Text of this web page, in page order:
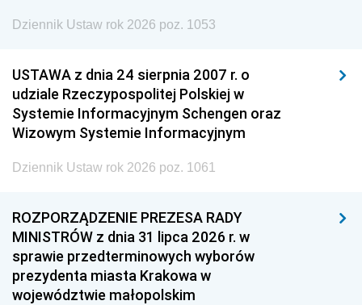
Dziennik Ustaw rok 2026 poz. 1053
USTAWA z dnia 24 sierpnia 2007 r. o
udziale Rzeczypospolitej Polskiej w
Systemie Informacyjnym Schengen oraz
Wizowym Systemie Informacyjnym
Dziennik Ustaw rok 2026 poz. 1061
ROZPORZĄDZENIE PREZESA RADY
MINISTRÓW z dnia 31 lipca 2026 r. w
sprawie przedterminowych wyborów
prezydenta miasta Krakowa w
województwie małopolskim